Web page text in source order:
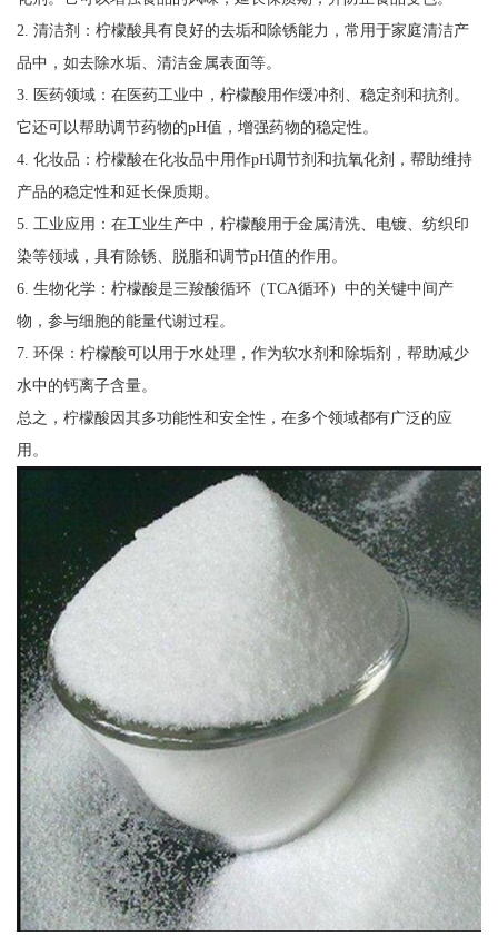
2. 清洁剂：柠檬酸具有良好的去垢和除锈能力，常用于家庭清洁产
品中，如去除水垢、清洁金属表面等。
3. 医药领域：在医药工业中，柠檬酸用作缓冲剂、稳定剂和抗剂。
它还可以帮助调节药物的pH值，增强药物的稳定性。
4. 化妆品：柠檬酸在化妆品中用作pH调节剂和抗氧化剂，帮助维持
产品的稳定性和延长保质期。
5. 工业应用：在工业生产中，柠檬酸用于金属清洗、电镀、纺织印
染等领域，具有除锈、脱脂和调节pH值的作用。
6. 生物化学：柠檬酸是三羧酸循环（TCA循环）中的关键中间产
物，参与细胞的能量代谢过程。
7. 环保：柠檬酸可以用于水处理，作为软水剂和除垢剂，帮助减少
水中的钙离子含量。
总之，柠檬酸因其多功能性和安全性，在多个领域都有广泛的应
用。